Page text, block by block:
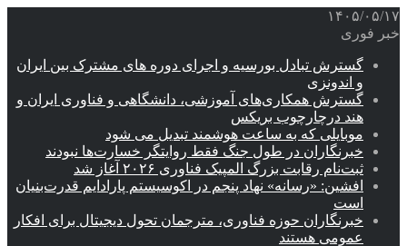
۱۴۰۵/۰۵/۱۷
خبر فوری
گسترش تبادل بورسیه و اجرای دوره های مشترک بین ایران
و اندونزی
گسترش همکاری‌های آموزشی، دانشگاهی و فناوری ایران و
هند درچارچوب بریکس
موبایلی که به ساعت هوشمند تبدیل می شود
خبرنگاران در طول جنگ فقط روایتگر خسارت‌ها نبودند
ثبت‌نام رقابت بزرگ المپیک فناوری ۲۰۲۶ آغاز شد
افشین: «رسانه» نهاد پنجم در اکوسیستم پارادایم قدرت‌بنیان
است
خبرنگاران حوزه فناوری، مترجمان تحول دیجیتال برای افکار
عمومی هستند